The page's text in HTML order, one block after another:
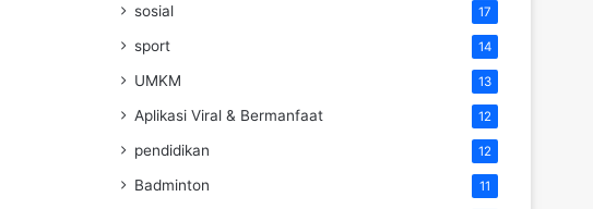
sosial 17
sport 14
UMKM 13
Aplikasi Viral & Bermanfaat 12
pendidikan 12
Badminton 11